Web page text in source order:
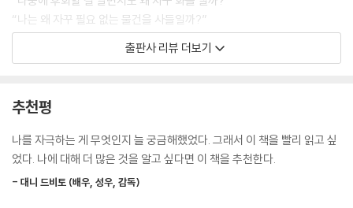
방어형과 공격형 모두 모호한 것을 똑같이 꺼리지만, 서로 살짝 다른 방식
으로 관계를 맺는다. 공격형은 대개 모호함을 장애물로, 즉 핵심이나 결과
에 도달하기 위한 자신의 레이스에서 밀어내야 하는 무언가로 여긴다. 점
들이 모두 드러나기 한참 전에 점들을 연결하느라 바쁘다. 반면에 방어형
수 있기 때문이다. 방어형 역시 혼란을 줄이길 바라지만, 자신을 위험에 빠
--- p.115
방어형은 경계에서 불안을 느끼곤 한다. 경계를 넘는 순간 불안함을 예상
“나는 왜 자꾸 필요 없는 물건을 사들일까?”
우리는 왜 자신에게 도움이 안 되는 일을 할까? 과거에 대한 기억, 사회문
용에 따른 숨겨진 영향이다. 임상심리학자인 코널 코완과 내과의학박사인
데이비드 키퍼가 40년간의 의학적 교류 끝에 완성한 이 책은 타고난 신경
전달물질의 불균형(도파민 부족 혹은 세로토닌 부족)이 어떻게 서로 다른
행동 패턴과 반응으로 나의 유형을 진단 및 파악하고, 이러한 성향이 일상
출판사 리뷰 더보기
추천평
나를 자극하는 게 무엇인지 늘 궁금해했었다. 그래서 이 책을 빨리 읽고 싶
었다. 나에 대해 더 많은 것을 알고 싶다면 이 책을 추천한다.
- 대니 드비토 (배우, 성우, 감독)